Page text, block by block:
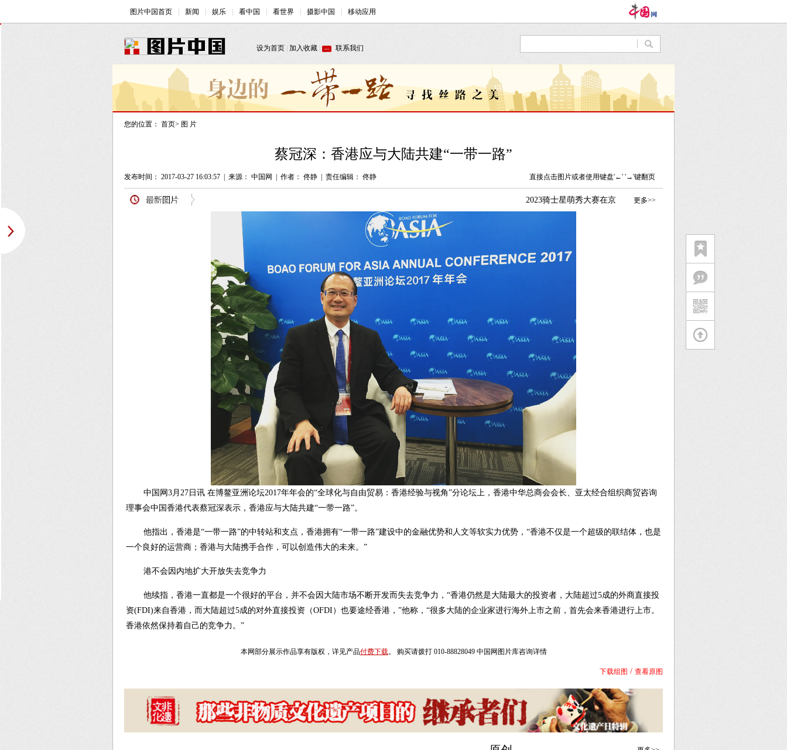
您的位置： 首页> 图 片
蔡冠深：香港应与大陆共建“一带一路”
发布时间： 2017-03-27 16:03:57 来源： 中国网 作者： 佟静 责任编辑： 佟静 直接点击图片或者使用键盘'←' '→'键翻页
中国网3月27日讯 在博鳌亚洲论坛2017年年会的“全球化与自由贸易：香港经验与视角”分论坛上，香港中华总商会会长、亚太经合组织商贸咨询
理事会中国香港代表蔡冠深表示，香港应与大陆共建“一带一路”。
他指出，香港是“一带一路”的中转站和支点，香港拥有“一带一路”建设中的金融优势和人文等软实力优势，“香港不仅是一个超级的联结体，也是
一个良好的运营商；香港与大陆携手合作，可以创造伟大的未来。”
港不会因内地扩大开放失去竞争力
他续指，香港一直都是一个很好的平台，并不会因大陆市场不断开发而失去竞争力，“香港仍然是大陆最大的投资者，大陆超过5成的外商直接投
资(FDI)来自香港，而大陆超过5成的对外直接投资（OFDI）也要途经香港，”他称，“很多大陆的企业家进行海外上市之前，首先会来香港进行上市。
香港依然保持着自己的竞争力。”
本网部分展示作品享有版权，详见产品付费下载。 购买请拨打 010-88828049 中国网图片库咨询详情
下载组图 / 查看原图